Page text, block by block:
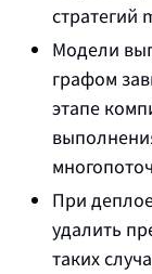
стратегий
Модели
графом
этапе
При
удалить
таких